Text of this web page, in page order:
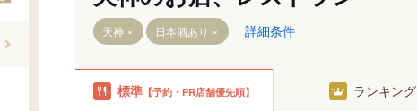
天神駅
天神 日本酒あり 詳細条件
標準 【予約・PR店舗優先順】 ランキング